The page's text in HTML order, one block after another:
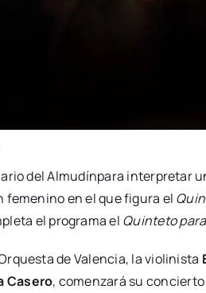
del Almu­dín­pa­ra inter­pre­tar
feme­nino en el que figu­ra el
el pro­gra­ma el Quin­te­to
de Valen­cia, la vio­li­nis­ta
Case­ro, comen­za­rá su